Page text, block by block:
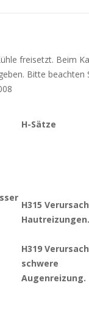
freisetzt. Beim
Bitte beachten
H-Sätze
H315
Hautreizungen.
H319
schwere
Augenreizung.